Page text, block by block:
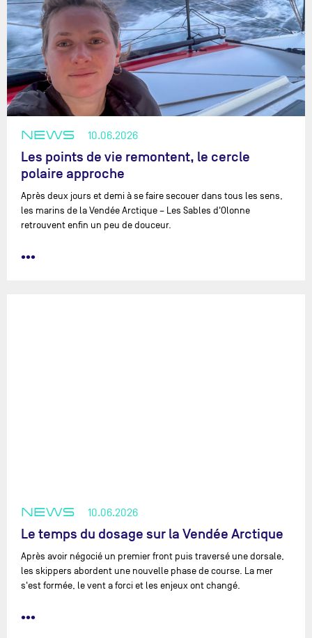
NEWS 10.06.2026
Les points de vie remontent, le cercle
polaire approche
Après deux jours et demi à se faire secouer dans tous les sens,
les marins de la Vendée Arctique – Les Sables d'Olonne
retrouvent enfin un peu de douceur.
•••
NEWS 10.06.2026
Le temps du dosage sur la Vendée Arctique
Après avoir négocié un premier front puis traversé une dorsale,
les skippers abordent une nouvelle phase de course. La mer
s'est formée, le vent a forci et les enjeux ont changé.
•••